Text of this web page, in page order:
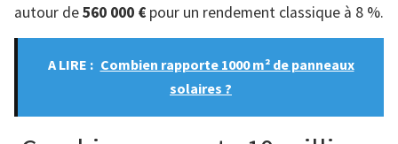
autour de560 000 € pour un rendement classique à 8 %.
A LIRE : Combien rapporte 1000 m² de panneaux
solaires ?